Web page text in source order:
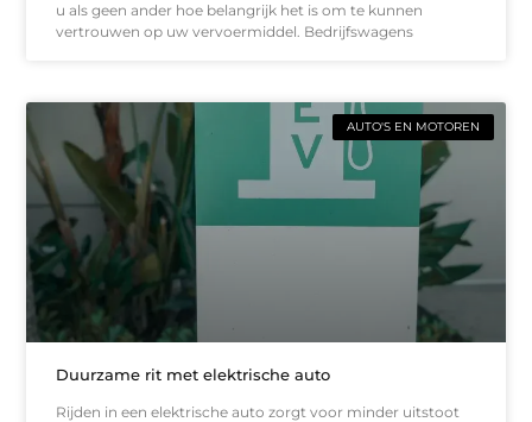
u als geen ander hoe belangrijk het is om te kunnen
vertrouwen op uw vervoermiddel. Bedrijfswagens
AUTO'S EN MOTOREN
Duurzame rit met elektrische auto
Rijden in een elektrische auto zorgt voor minder uitstoot